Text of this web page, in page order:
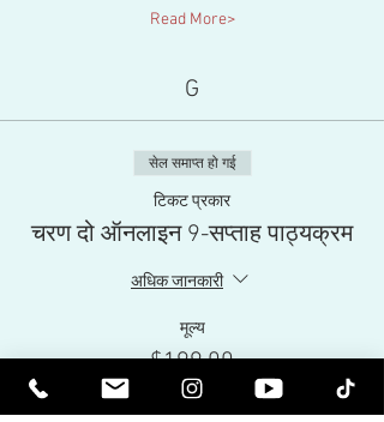
Read More>
G
सेल समाप्त हो गई
टिकट प्रकार
चरण दो ऑनलाइन 9-सप्ताह पाठ्यक्रम
अधिक जानकारी
मूल्य
$199.00